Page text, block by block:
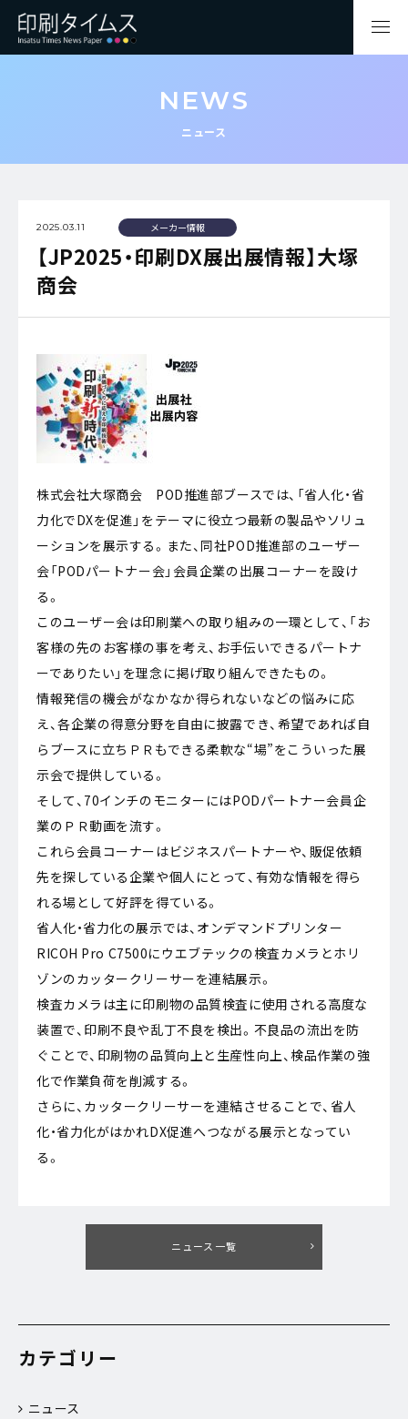
NEWS
ニュース
2025.03.11 メーカー情報
【JP2025・印刷DX展出展情報】大塚
商会
株式会社大塚商会 POD推進部ブースでは、「省人化・省
力化でDXを促進」をテーマに役立つ最新の製品やソリュ
ーションを展示する。また、同社POD推進部のユーザー
会「PODパートナー会」会員企業の出展コーナーを設け
る。
このユーザー会は印刷業への取り組みの一環として、「お
客様の先のお客様の事を考え、お手伝いできるパートナ
ーでありたい」を理念に掲げ取り組んできたもの。
情報発信の機会がなかなか得られないなどの悩みに応
え、各企業の得意分野を自由に披露でき、希望であれば自
らブースに立ちＰＲもできる柔軟な“場”をこういった展
示会で提供している。
そして、70インチのモニターにはPODパートナー会員企
業のＰＲ動画を流す。
これら会員コーナーはビジネスパートナーや、販促依頼
先を探している企業や個人にとって、有効な情報を得ら
れる場として好評を得ている。
省人化・省力化の展示では、オンデマンドプリンター
RICOH Pro C7500にウエブテックの検査カメラとホリ
ゾンのカッタークリーサーを連結展示。
検査カメラは主に印刷物の品質検査に使用される高度な
装置で、印刷不良や乱丁不良を検出。不良品の流出を防
ぐことで、印刷物の品質向上と生産性向上、検品作業の強
化で作業負荷を削減する。
さらに、カッタークリーサーを連結させることで、省人
化・省力化がはかれDX促進へつながる展示となってい
る。
ニュース一覧
カテゴリー
ニュース